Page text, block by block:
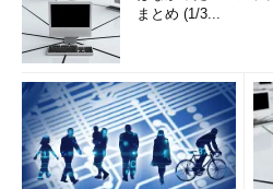
まとめ (1/3...